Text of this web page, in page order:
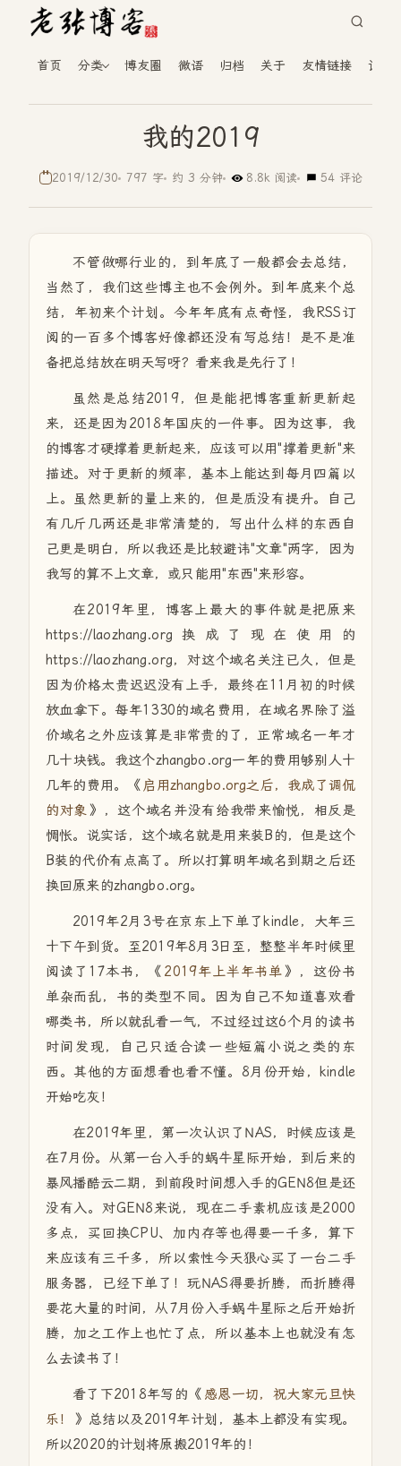
首页 分类 博友圈 微语 归档 关于 友情链接 读者
我的2019
2019/12/30 797 字 约 3 分钟 8.8k 阅读 54 评论
不管做哪行业的，到年底了一般都会去总结，
当然了，我们这些博主也不会例外。到年底来个总
结，年初来个计划。今年年底有点奇怪，我RSS订
阅的一百多个博客好像都还没有写总结！是不是准
备把总结放在明天写呀？看来我是先行了！
虽然是总结2019，但是能把博客重新更新起
来，还是因为2018年国庆的一件事。因为这事，我
的博客才硬撑着更新起来，应该可以用"撑着更新"来
描述。对于更新的频率，基本上能达到每月四篇以
上。虽然更新的量上来的，但是质没有提升。自己
有几斤几两还是非常清楚的，写出什么样的东西自
己更是明白，所以我还是比较避讳"文章"两字，因为
我写的算不上文章，或只能用"东西"来形容。
在2019年里，博客上最大的事件就是把原来
https://laozhang.org换成了现在使用的
https://laozhang.org，对这个域名关注已久，但是
因为价格太贵迟迟没有上手，最终在11月初的时候
放血拿下。每年1330的域名费用，在域名界除了溢
价域名之外应该算是非常贵的了，正常域名一年才
几十块钱。我这个zhangbo.org一年的费用够别人十
几年的费用。《 启用zhangbo.org之后，我成了调侃
的对象 》，这个域名并没有给我带来愉悦，相反是
惆怅。说实话，这个域名就是用来装B的，但是这个
B装的代价有点高了。所以打算明年域名到期之后还
换回原来的zhangbo.org。
2019年2月3号在京东上下单了kindle，大年三
十下午到货。至2019年8月3日至，整整半年时候里
阅读了17本书，《 2019年上半年书单 》，这份书
单杂而乱，书的类型不同。因为自己不知道喜欢看
哪类书，所以就乱看一气，不过经过这6个月的读书
时间发现，自己只适合读一些短篇小说之类的东
西。其他的方面想看也看不懂。8月份开始，kindle
开始吃灰！
在2019年里，第一次认识了NAS，时候应该是
在7月份。从第一台入手的蜗牛星际开始，到后来的
暴风播酷云二期，到前段时间想入手的GEN8但是还
没有入。对GEN8来说，现在二手素机应该是2000
多点，买回换CPU、加内存等也得要一千多，算下
来应该有三千多，所以索性今天狠心买了一台二手
服务器，已经下单了！玩NAS得要折腾，而折腾得
要花大量的时间，从7月份入手蜗牛星际之后开始折
腾，加之工作上也忙了点，所以基本上也就没有怎
么去读书了！
看了下2018年写的《 感恩一切，祝大家元旦快
乐！
》总结以及2019年计划，基本上都没有实现。
所以2020的计划将原搬2019年的！